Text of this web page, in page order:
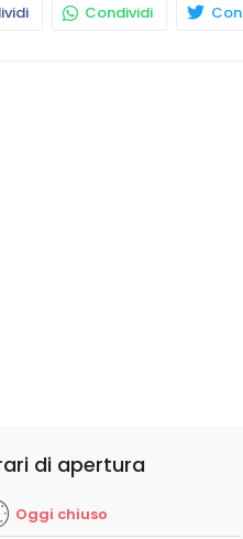
Condividi
di apertura
Oggi chiuso